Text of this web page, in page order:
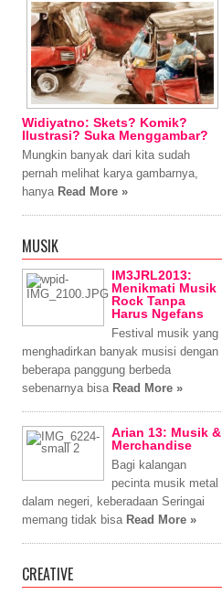
Widiyatno: Skets? Komik?
Ilustrasi? Suka Menggambar?
Mungkin banyak dari kita sudah
pernah melihat karya gambarnya,
hanya Read More »
MUSIK
IM3JRL2013:
Menikmati Musik
Rock Tanpa
Harus Ngefans
Festival musik yang
menghadirkan banyak musisi dengan
beberapa panggung berbeda
sebenarnya bisa Read More »
Arian 13: Musik &
Merchandise
Bagi kalangan
pecinta musik metal
dalam negeri, keberadaan Seringai
memang tidak bisa Read More »
CREATIVE